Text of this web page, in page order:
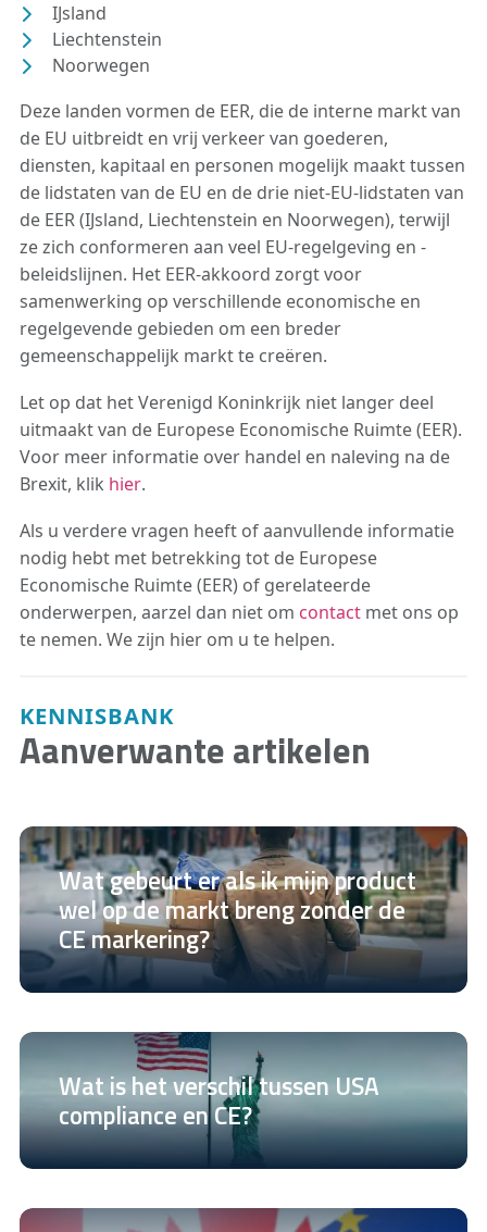
IJsland
Liechtenstein
Noorwegen
Deze landen vormen de EER, die de interne markt van
de EU uitbreidt en vrij verkeer van goederen,
diensten, kapitaal en personen mogelijk maakt tussen
de lidstaten van de EU en de drie niet-EU-lidstaten van
de EER (IJsland, Liechtenstein en Noorwegen), terwijl
ze zich conformeren aan veel EU-regelgeving en -
beleidslijnen. Het EER-akkoord zorgt voor
samenwerking op verschillende economische en
regelgevende gebieden om een breder
gemeenschappelijk markt te creëren.
Let op dat het Verenigd Koninkrijk niet langer deel
uitmaakt van de Europese Economische Ruimte (EER).
Voor meer informatie over handel en naleving na de
Brexit, klik hier.
Als u verdere vragen heeft of aanvullende informatie
nodig hebt met betrekking tot de Europese
Economische Ruimte (EER) of gerelateerde
onderwerpen, aarzel dan niet om contact met ons op
te nemen. We zijn hier om u te helpen.
KENNISBANK
Aanverwante artikelen
Wat gebeurt er als ik mijn product
wel op de markt breng zonder de
CE markering?
Wat is het verschil tussen USA
compliance en CE?